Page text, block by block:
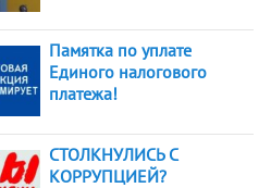
Памятка по уплате
Единого налогового
платежа!
СТОЛКНУЛИСЬ С
КОРРУПЦИЕЙ?